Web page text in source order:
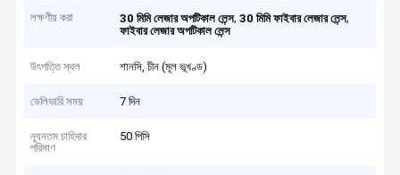
লক্ষণীয় করা 30 মিমি লেজার অপটিকাল লেন্স,30 মিমি ফাইবার লেজার লেন্স,
ফাইবার লেজার অপটিকাল লেন্স
উৎপত্তি স্থল শানসি, চীন (মূল ভূখণ্ড)
ডেলিভারি সময় 7 দিন
ন্যূনতম চাহিদার
পরিমাণ
50 পিসি